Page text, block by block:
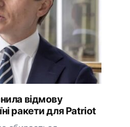
відмову
ракети для Patriot